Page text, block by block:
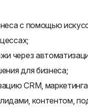
с помощью
через
для бизнеса;
CRM,
контентом,